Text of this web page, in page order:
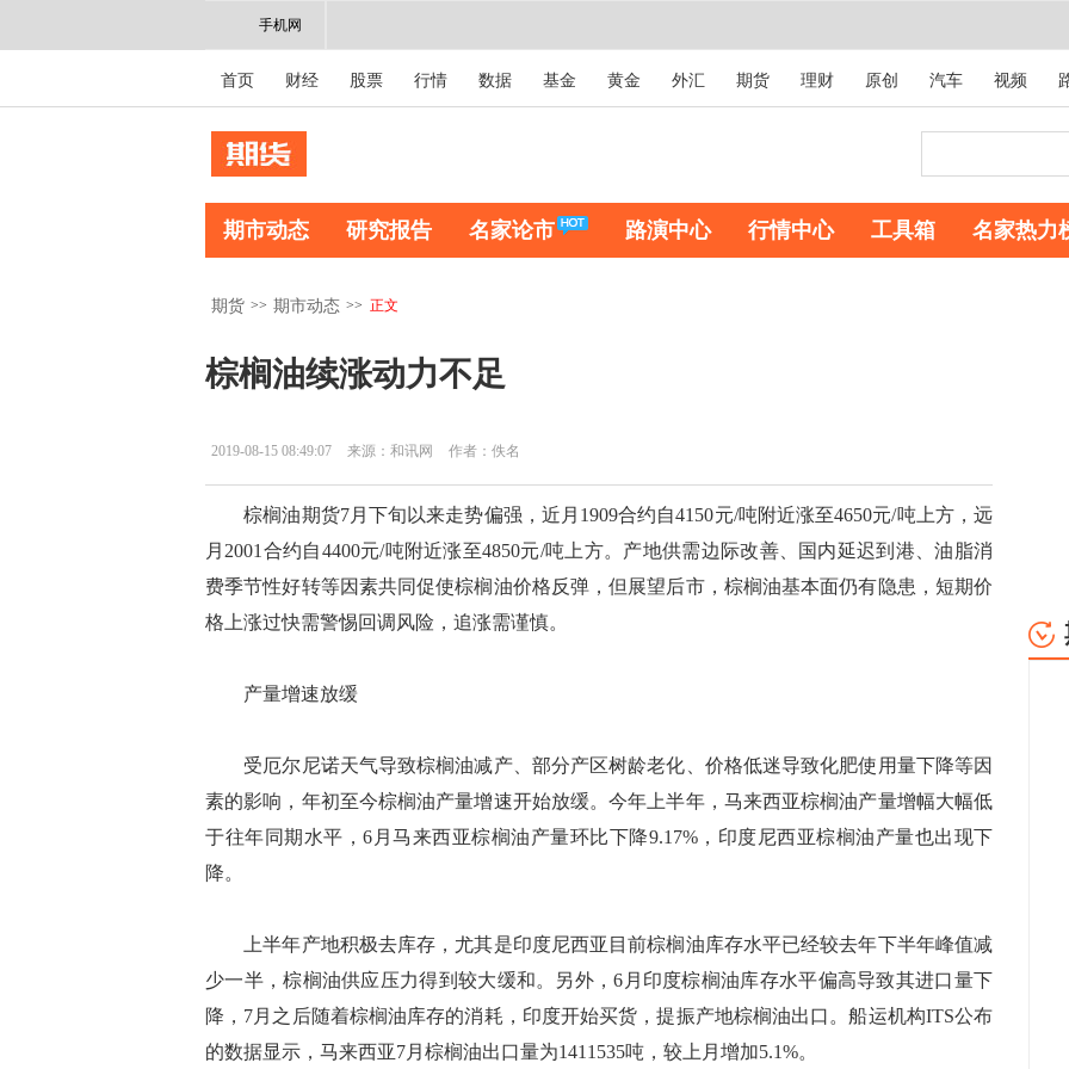
手机网
首页 财经 股票 行情 数据 基金 黄金 外汇 期货 理财 原创 汽车 视频
期市动态 研究报告 名家论市 路演中心 行情中心 工具箱 名家热力
期货 >> 期市动态 >> 正文
棕榈油续涨动力不足
2019-08-15 08:49:07 来源：和讯网 作者：佚名
棕榈油期货7月下旬以来走势偏强，近月1909合约自4150元/吨附近涨至4650元/吨上方，远
月2001合约自4400元/吨附近涨至4850元/吨上方。产地供需边际改善、国内延迟到港、油脂消
费季节性好转等因素共同促使棕榈油价格反弹，但展望后市，棕榈油基本面仍有隐患，短期价
格上涨过快需警惕回调风险，追涨需谨慎。
产量增速放缓
受厄尔尼诺天气导致棕榈油减产、部分产区树龄老化、价格低迷导致化肥使用量下降等因
素的影响，年初至今棕榈油产量增速开始放缓。今年上半年，马来西亚棕榈油产量增幅大幅低
于往年同期水平，6月马来西亚棕榈油产量环比下降9.17%，印度尼西亚棕榈油产量也出现下
降。
上半年产地积极去库存，尤其是印度尼西亚目前棕榈油库存水平已经较去年下半年峰值减
少一半，棕榈油供应压力得到较大缓和。另外，6月印度棕榈油库存水平偏高导致其进口量下
降，7月之后随着棕榈油库存的消耗，印度开始买货，提振产地棕榈油出口。船运机构ITS公布
的数据显示，马来西亚7月棕榈油出口量为1411535吨，较上月增加5.1%。